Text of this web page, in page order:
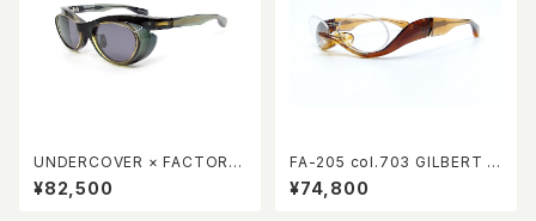
UNDERCOVER × FACTORY
900 FA-460 col.669
¥82,500
FA-205 col.703 GILBERT E
YEWEAR 10th Anniversary l
imited
¥74,800